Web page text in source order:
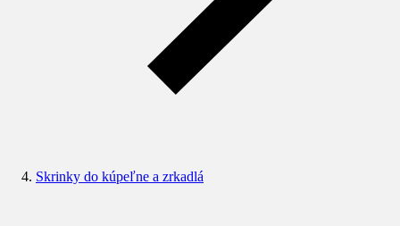
Skrinky do kúpeľne a zrkadlá